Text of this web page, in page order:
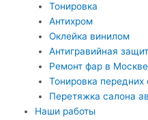
Тонировка
Антихром
Оклейка винилом
Антигравийная
Ремонт фар в Москве
Тонировка передних
Перетяжка салона
Наши работы